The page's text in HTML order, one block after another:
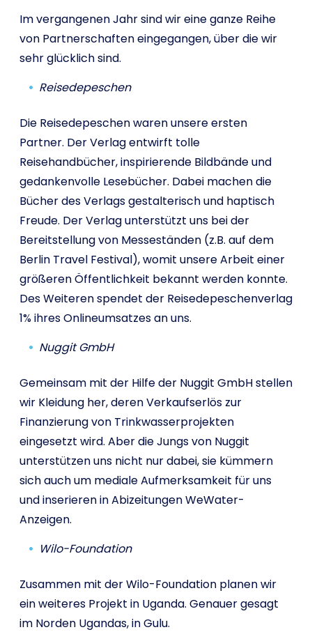
Im vergangenen Jahr sind wir eine ganze Reihe
von Partnerschaften eingegangen, über die wir
sehr glücklich sind.
Reisedepeschen
Die Reisedepeschen waren unsere ersten
Partner. Der Verlag entwirft tolle
Reisehandbücher, inspirierende Bildbände und
gedankenvolle Lesebücher. Dabei machen die
Bücher des Verlags gestalterisch und haptisch
Freude. Der Verlag unterstützt uns bei der
Bereitstellung von Messeständen (z.B. auf dem
Berlin Travel Festival), womit unsere Arbeit einer
größeren Öffentlichkeit bekannt werden konnte.
Des Weiteren spendet der Reisedepeschenverlag
1% ihres Onlineumsatzes an uns.
Nuggit GmbH
Gemeinsam mit der Hilfe der Nuggit GmbH stellen
wir Kleidung her, deren Verkaufserlös zur
Finanzierung von Trinkwasserprojekten
eingesetzt wird. Aber die Jungs von Nuggit
unterstützen uns nicht nur dabei, sie kümmern
sich auch um mediale Aufmerksamkeit für uns
und inserieren in Abizeitungen WeWater-
Anzeigen.
Wilo-Foundation
Zusammen mit der Wilo-Foundation planen wir
ein weiteres Projekt in Uganda. Genauer gesagt
im Norden Ugandas, in Gulu.